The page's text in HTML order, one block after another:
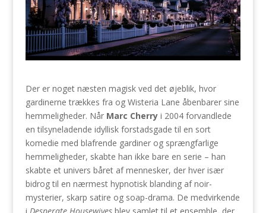
Der er noget næsten magisk ved det øjeblik, hvor
gardinerne trækkes fra og Wisteria Lane åbenbarer sine
hemmeligheder. Når Marc Cherryi 2004 forvandlede
en tilsyneladende idyllisk forstadsgade til en sort
komedie med blafrende gardiner og sprængfarlige
hemmeligheder, skabte han ikke bare en serie – han
skabte et univers båret af mennesker, der hver især
bidrog til en nærmest hypnotisk blanding af noir-
mysterier, skarp satire og soap-drama. De medvirkende
i Desperate Housewivesblev samlet til et ensemble, der